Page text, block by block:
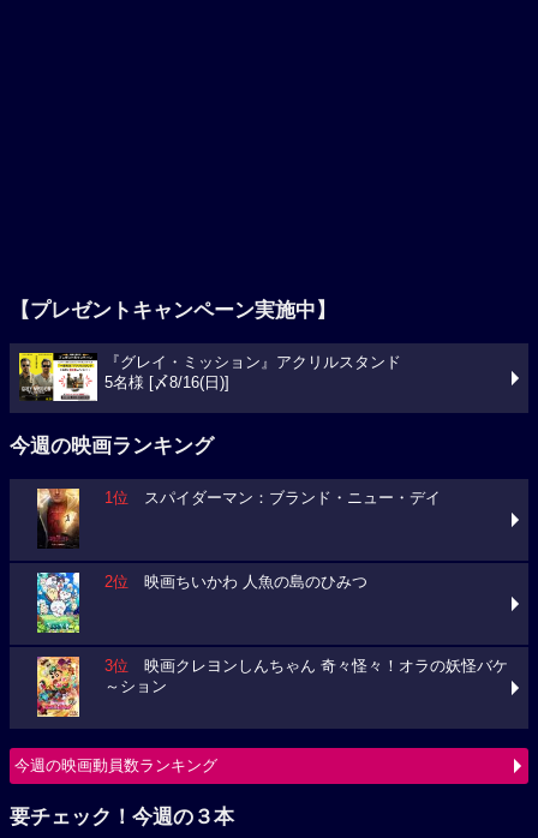
【プレゼントキャンペーン実施中】
『グレイ・ミッション』アクリルスタンド
5名様 [〆8/16(日)]
今週の映画ランキング
1位 スパイダーマン：ブランド・ニュー・デイ
2位 映画ちいかわ 人魚の島のひみつ
3位 映画クレヨンしんちゃん 奇々怪々！オラの妖怪バケ
～ション
今週の映画動員数ランキング
要チェック！今週の３本